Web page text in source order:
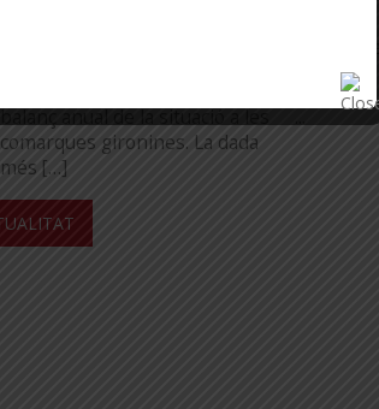
comarques gironines. La dada
més […]
...
...